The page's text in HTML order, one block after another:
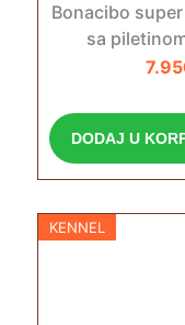
Bonacibo
sa
DODAJ U
KENNEL